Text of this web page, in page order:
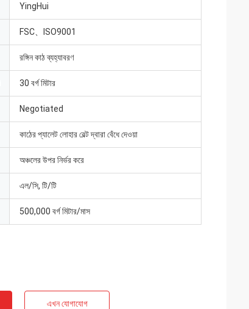
YingHui
FSC、ISO9001
রঙ্গিন কাঠ ব্যহ্যাবরণ
30 বর্গ মিটার
Negotiated
কাঠের প্যালেট লোহার বেল্ট দ্বারা বেঁধে দেওয়া
অঞ্চলের উপর নির্ভর করে
এল/সি, টি/টি
500,000 বর্গ মিটার/মাস
এখন যোগাযোগ